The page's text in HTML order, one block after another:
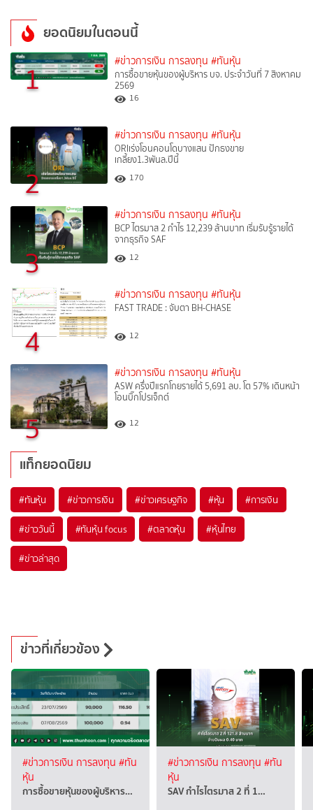
ยอดนิยมในตอนนี้
1 #ข่าวการเงิน การลงทุน #ทันหุ้น
การซื้อขายหุ้นของผู้บริหาร บจ. ประจำวันที่ 7 สิงหาคม
2569
16
2
#ข่าวการเงิน การลงทุน #ทันหุ้น
ORIเร่งโอนคอนโดบางแสน ปักธงขาย
เกลี้ยง1.3พันล.ปีนี้
170
3
#ข่าวการเงิน การลงทุน #ทันหุ้น
BCP ไตรมาส 2 กำไร 12,239 ล้านบาท เริ่มรับรู้รายได้
จากธุรกิจ SAF
12
4
#ข่าวการเงิน การลงทุน #ทันหุ้น
FAST TRADE : จับตา BH-CHASE
12
5
#ข่าวการเงิน การลงทุน #ทันหุ้น
ASW ครึ่งปีแรกโกยรายได้ 5,691 ลบ. โต 57% เดินหน้า
โอนบิ๊กโปรเจ็กต์
12
แท็กยอดนิยม
#ทันหุ้น #ข่าวการเงิน #ข่าวเศรษฐกิจ #หุ้น #การเงิน
#ข่าววันนี้ #ทันหุ้น focus #ตลาดหุ้น #หุ้นไทย
#ข่าวล่าสุด
ข่าวที่เกี่ยวข้อง
#ข่าวการเงิน การลงทุน #ทัน
หุ้น
การซื้อขายหุ้นของผู้บริหาร…
#ข่าวการเงิน การลงทุน #ทัน
หุ้น
SAV กำไรไตรมาส 2 ที่ 1…